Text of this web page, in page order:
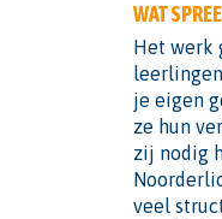
WAT
Het werk
je eigen
ze hun
zij nodig
veel